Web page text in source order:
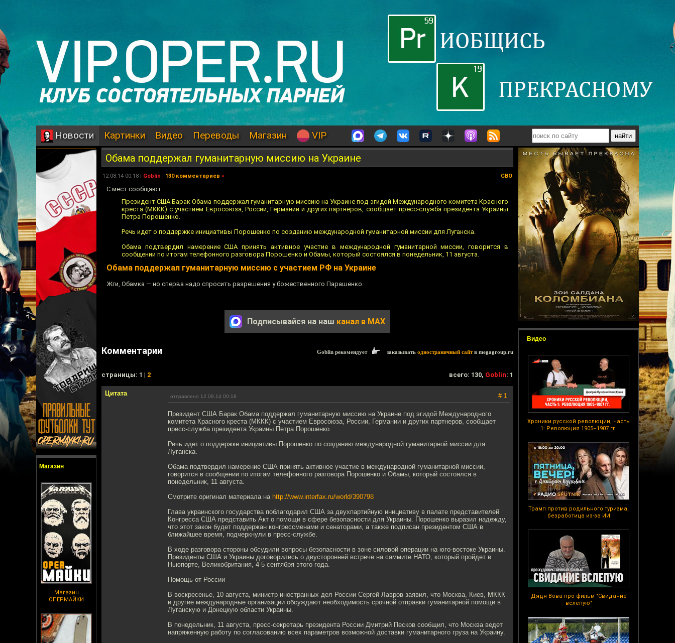
Новости Картинки Видео Переводы Магазин VIP
Магазин
Магазин
ОПЕРМАЙКИ
Видео
Хроники русской революции, часть
1: Революция 1905–1907 гг.
Трамп против родильного туризма,
безработица из-за ИИ
Дядя Вова про фильм "Свидание
вслепую"
Обама поддержал гуманитарную миссию на Украине
12.08.14 00:18 | Goblin | 130 комментариев » СВО
C мест сообщают:
Президент США Барак Обама поддержал гуманитарную миссию на Украине под эгидой Международного комитета Красного
креста (МККК) с участием Евросоюза, России, Германии и других партнеров, сообщает пресс-служба президента Украины
Петра Порошенко.
Речь идет о поддержке инициативы Порошенко по созданию международной гуманитарной миссии для Луганска.
Обама подтвердил намерение США принять активное участие в международной гуманитарной миссии, говорится в
сообщении по итогам телефонного разговора Порошенко и Обамы, который состоялся в понедельник, 11 августа.
Обама поддержал гуманитарную миссию с участием РФ на Украине
Жги, Обамка — но сперва надо спросить разрешения у божественного Парашенко.
Подписывайся на наш канал в MAX
Комментарии Goblin рекомендует заказывать одностраничный сайтв megagroup.ru
cтраницы: 1 | 2 всего: 130, Goblin: 1
Цитата отправлено 12.08.14 00:18 # 1
Президент США Барак Обама поддержал гуманитарную миссию на Украине под эгидой Международного
комитета Красного креста (МККК) с участием Евросоюза, России, Германии и других партнеров, сообщает
пресс-служба президента Украины Петра Порошенко.
Речь идет о поддержке инициативы Порошенко по созданию международной гуманитарной миссии для
Луганска.
Обама подтвердил намерение США принять активное участие в международной гуманитарной миссии,
говорится в сообщении по итогам телефонного разговора Порошенко и Обамы, который состоялся в
понедельник, 11 августа.
Смотрите оригинал материала на http://www.interfax.ru/world/390798
Глава украинского государства поблагодарил США за двухпартийную инициативу в палате представителей
Конгресса США представить Акт о помощи в сфере безопасности для Украины. Порошенко выразил надежду,
что этот закон будет поддержан конгрессменами и сенаторами, а также подписан президентом США в
ближайшее время, подчеркнули в пресс-службе.
В ходе разговора стороны обсудили вопросы безопасности в зоне силовой операции на юго-востоке Украины.
Президенты США и Украины договорились о двусторонней встрече на саммите НАТО, который пройдет в
Ньюпорте, Великобритания, 4-5 сентября этого года.
Помощь от России
В воскресенье, 10 августа, министр иностранных дел России Сергей Лавров заявил, что Москва, Киев, МККК
и другие международные организации обсуждают необходимость срочной отправки гуманитарной помощи в
Луганскую и Донецкую области Украины.
В понедельник, 11 августа, пресс-секретарь президента России Дмитрий Песков сообщил, что Москва ведет
напряженную работу по согласованию всех параметров возможной доставки гуманитарного груза на Украину.